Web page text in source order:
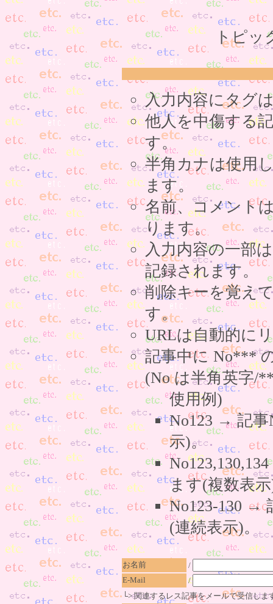
トピッ
入力内容にタグ
他人を中傷する
す。
半角カナは使用
ます。
名前、コメント
ります。
入力内容の一部
記録されます。
削除キーを覚え
す。
URLは自動的に
記事中に No***
(No は半角英字/
使用例)
No123 → 記事
示)。
ます(複数表
No123-130 →
(連続表示)。
お名前
/
E-Mail
/
└> 関連するレス記事をメールで受信しま